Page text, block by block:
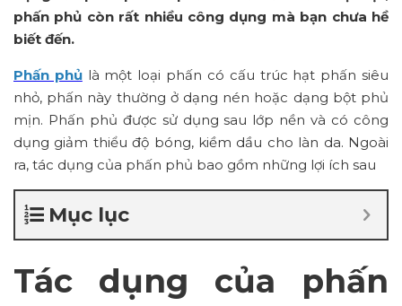
phấn phủ còn rất nhiều công dụng mà bạn chưa hề
biết đến.
Phấn phủ là một loại phấn có cấu trúc hạt phấn siêu
nhỏ, phấn này thường ở dạng nén hoặc dạng bột phủ
mịn. Phấn phủ được sử dụng sau lớp nền và có công
dụng giảm thiểu độ bóng, kiềm dầu cho làn da. Ngoài
ra, tác dụng của phấn phủ bao gồm những lợi ích sau
Mục lục
Tác dụng của phấn